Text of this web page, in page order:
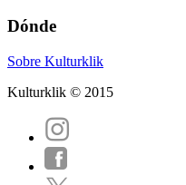
Dónde
Sobre Kulturklik
Kulturklik © 2015